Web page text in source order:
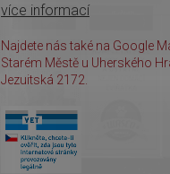
více informací
Najdete nás také na Google
Starém Městě u Uherského
Jezuitská 2172.